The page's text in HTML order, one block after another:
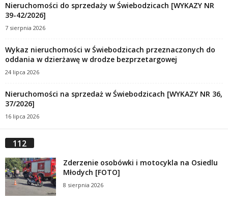
Nieruchomości do sprzedaży w Świebodzicach [WYKAZY NR
39-42/2026]
7 sierpnia 2026
Wykaz nieruchomości w Świebodzicach przeznaczonych do
oddania w dzierżawę w drodze bezprzetargowej
24 lipca 2026
Nieruchomości na sprzedaż w Świebodzicach [WYKAZY NR 36,
37/2026]
16 lipca 2026
112
Zderzenie osobówki i motocykla na Osiedlu
Młodych [FOTO]
8 sierpnia 2026